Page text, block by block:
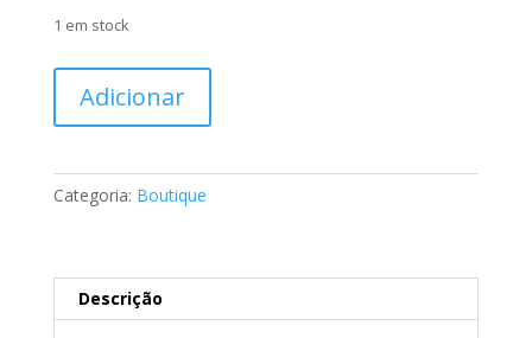
1 em stock
A9018820405
Adicionar
Categoria: Boutique
Descrição